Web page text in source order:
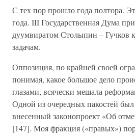
С тех пор прошло года полтора.
года. III Государственная Дума
дуумвиратом Столыпин – Гучков
задачам.
Оппозиция, по крайней своей
понимая, какое большое дело
глазами, всячески мешала
Одной из очередных пакостей
внесенный законопроект «Об
[147]. Моя фракция («правых»)